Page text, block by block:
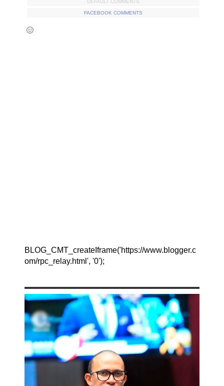
FACEBOOK COMMENTS
BLOG_CMT_createIframe('https://www.blogger.c
om/rpc_relay.html', '0');